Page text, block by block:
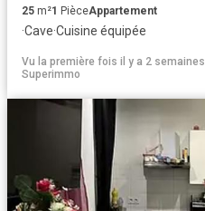
25 m²1 PièceAppartement
·Cave·Cuisine équipée
Vu la première fois il y a 2 semaines
Superimmo